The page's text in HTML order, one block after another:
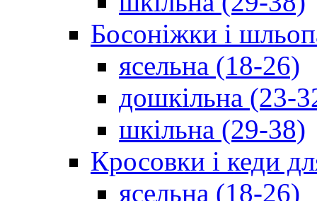
Босоніжки і
ясельна (18-26)
дошкільна (23-
шкільна (29-38)
Кросовки і кеди
ясельна (18-26)